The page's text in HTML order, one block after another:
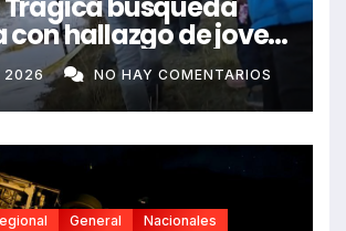
Trágica búsqueda
con hallazgo de joven
Rancas
2026 NO HAY COMENTARIOS
General Nacionales